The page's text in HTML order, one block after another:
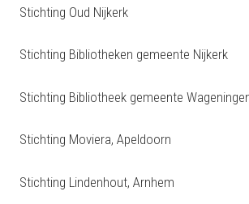
Stichting Oud Nijkerk
Stichting Bibliotheken gemeente Nijkerk
Stichting Bibliotheek gemeente
Stichting Moviera, Apeldoorn
Stichting Lindenhout, Arnhem